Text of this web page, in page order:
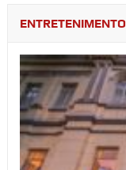
ENTRETENIMENTO